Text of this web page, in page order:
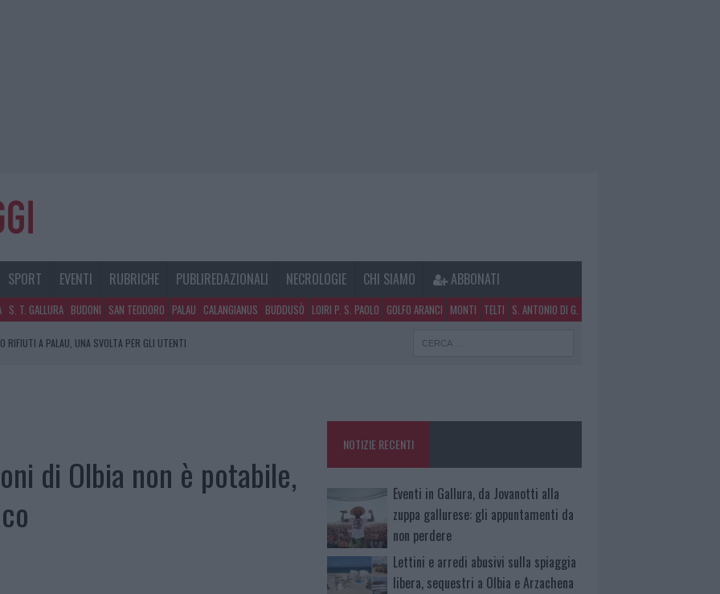
SPORT EVENTI RUBRICHE PUBLIREDAZIONALI NECROLOGIE CHI SIAMO ABBONATI
S. T. GALLURA BUDONI SAN TEODORO PALAU CALANGIANUS BUDDUSÒ LOIRI P. S. PAOLO GOLFO ARANCI MONTI TELTI S. ANTONIO DI G.
RIFIUTI A PALAU, UNA SVOLTA PER GLI UTENTI
L’ATTESTAZIONE SOA IN ITALIA: LISTA DELLE 4 REALTÀ PIÙ EFFICIENTI
di Olbia non è potabile,
NOTIZIE RECENTI
Eventi in Gallura, da Jovanotti alla
zuppa gallurese: gli appuntamenti da
non perdere
Lettini e arredi abusivi sulla spiaggia
libera, sequestri a Olbia e Arzachena